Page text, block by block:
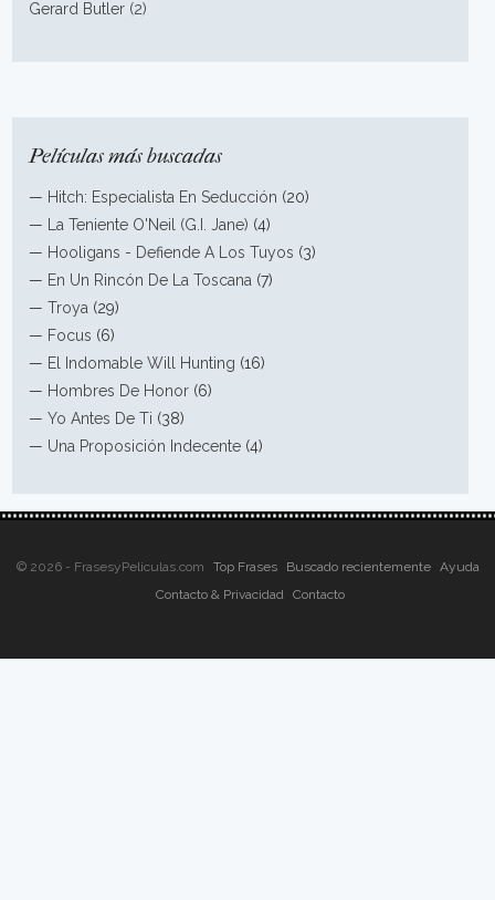
Gerard Butler (2)
Películas más buscadas
— Hitch: Especialista En Seducción (20)
—
La Teniente O'Neil (G.I. Jane) (4)
— Hooligans - Defiende A Los Tuyos (3)
— En Un Rincón De La Toscana (7)
—Troya (29)
— Focus (6)
— El Indomable Will Hunting (16)
— Hombres De Honor (6)
—Yo Antes De Ti (38)
— Una Proposición Indecente (4)
© 2026 - FrasesyPeliculas.com Top Frases Buscado recientemente
Ayuda
Contacto & Privacidad
Contacto